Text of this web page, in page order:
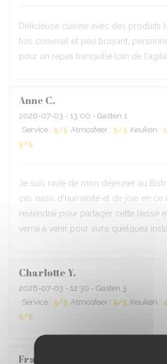
Délicieuse cuisine avec des produits
fois convivial et peu bruyant,
pour un repas tranquille loin de
Anne C
2026-07-03 - 13:00 - Gasten 1
Service : 5/5 Atmosfeer : 5/5 Keuken : 5
5/5
Je suis ravie de mon déjeuner au
ces oasis d'humanité et de joie en ce
reviendrai pour partager cette liesse
verrai à venir pour vivre quelques
Charlotte Y
2026-07-03 - 12:30 - Gasten 3
Service : 5/5 Atmosfeer : 5/5 Keuken : 4
5/5
Françoise